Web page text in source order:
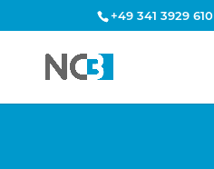
+49 341 3929 610